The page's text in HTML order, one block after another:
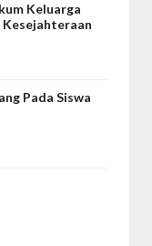
Keluarga
Kesejahteraan
Pada Siswa